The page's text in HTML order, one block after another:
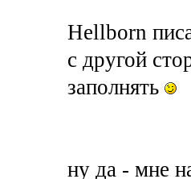
Hellborn
с другой
заполнять
ну да - мне